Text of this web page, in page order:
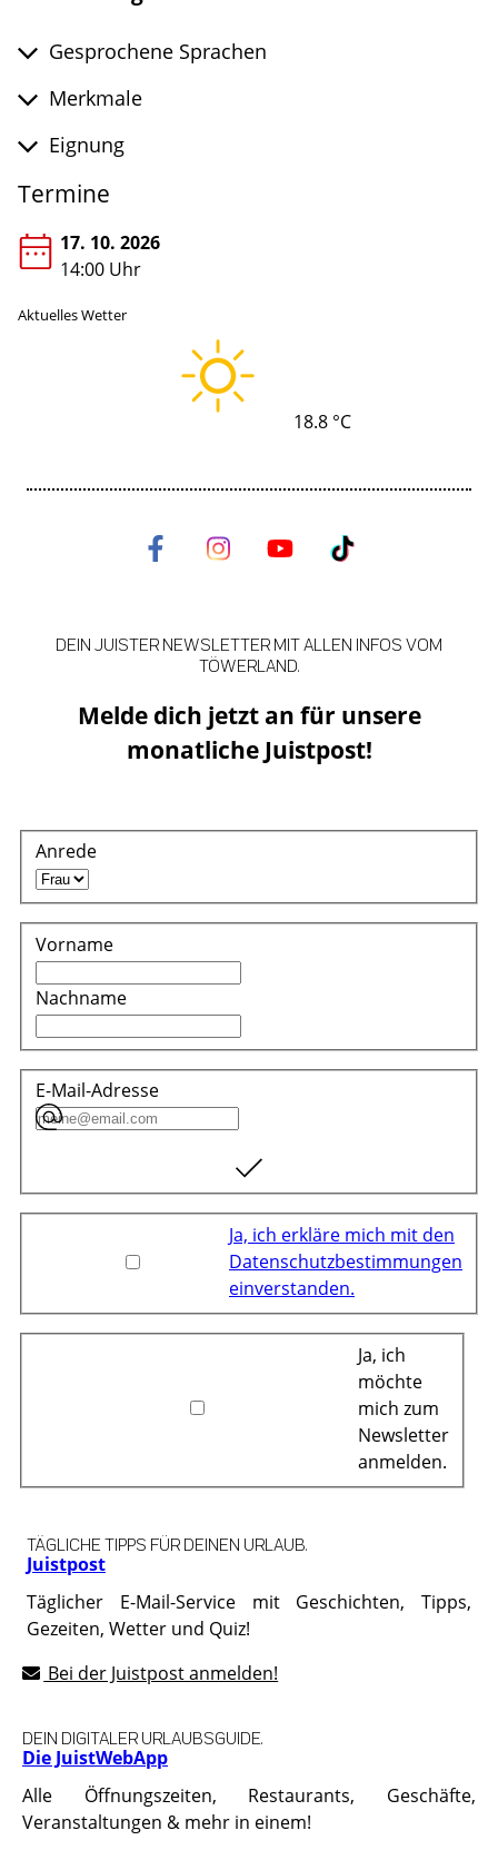
Aktuelles Wetter
18.8 °C
Gesprochene Sprachen
Merkmale
Eignung
Termine
17. 10. 2026
14:00 Uhr
Melde dich jetzt an für unsere
monatliche Juistpost!
DEIN JUISTER NEWSLETTER MIT ALLEN INFOS VOM
TÖWERLAND.
Anrede
Vorname
Nachname
E-Mail-Adresse
Ja, ich erkläre mich mit den
Datenschutzbestimmungen
einverstanden.
Ja, ich
möchte
mich zum
Newsletter
anmelden.
Juistpost
TÄGLICHE TIPPS FÜR DEINEN URLAUB.
Täglicher E-Mail-Service mit Geschichten, Tipps,
Gezeiten, Wetter und Quiz!
Bei der Juistpost anmelden!
Die JuistWebApp
DEIN DIGITALER URLAUBSGUIDE.
Alle Öffnungszeiten, Restaurants, Geschäfte,
Veranstaltungen & mehr in einem!